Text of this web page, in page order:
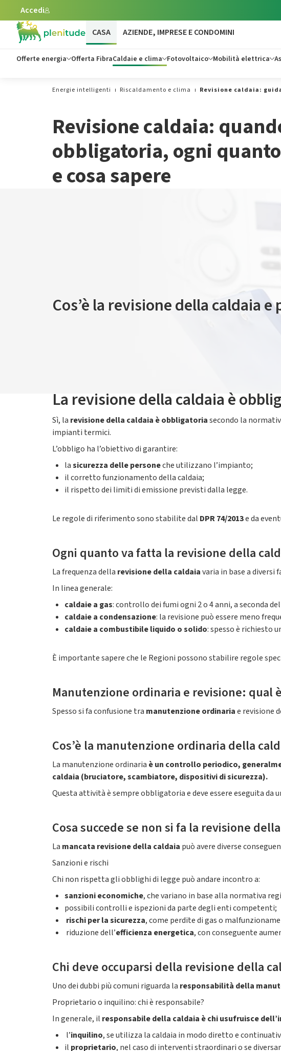
Vai al contenuto principale
Accedi
CASA
Offerte energia Offerta FibraCaldaie e clima Fotovoltaico Mobilità elettrica
AZIENDE, IMPRESE E CONDOMINI
Energie intelligenti Riscaldamento e clima Revisione caldaia:
Revisione caldaia:
obbligatoria, ogni
e cosa sapere
Cos’è la revisione della caldaia
è un insieme di controlli tecnici
. Non si tratta solo di un adempimento
La revisione comprende controlli sullo stato generale
La revisione della caldaia è
Sì, la revisione della caldaia è obbligatoriasecondo la
impianti termici.
L’obbligo ha l’obiettivo di garantire:
lasicurezza delle personeche utilizzano l’impianto;
il corretto funzionamento della caldaia;
il rispetto dei limiti di emissione previsti dalla legge.
Le regole di riferimento sono stabilite dal DPR 74/2013e da
Ogni quanto va fatta la revisione della
La frequenza della revisione della caldaiavaria in base a
In linea generale:
caldaie a gas: controllo dei fumi ogni 2 o 4 anni, a seconda
caldaie a condensazione: la revisione può essere meno
caldaie a combustibile liquido o solido: spesso è richiesto
È importante sapere che le Regioni possono stabilire regole
Manutenzione ordinaria e revisione: qual
Spesso si fa confusione tra manutenzione ordinariae revisione
Cos’è la manutenzione ordinaria della
La manutenzione ordinaria è un controllo periodico,
caldaia (bruciatore, scambiatore, dispositivi di sicurezza).
Questa attività è sempre obbligatoria e deve essere eseguita
Cosa succede se non si fa la revisione
La mancata revisione della caldaia può avere diverse
Sanzioni e rischi
Chi non rispetta gli obblighi di legge può andare incontro a:
sanzioni economiche, che variano in base alla normativa
possibili controlli e ispezioni da parte degli enti competenti;
rischi per la sicurezza, come perdite di gas o
riduzione dell’efficienza energetica, con conseguente
Chi deve occuparsi della revisione della
Uno dei dubbi più comuni riguarda la responsabilità della
Proprietario o inquilino: chi è responsabile?
In generale, il responsabile della caldaia è chi usufruisce
l’inquilino, se utilizza la caldaia in modo diretto e
il proprietario, nel caso di interventi straordinari o se